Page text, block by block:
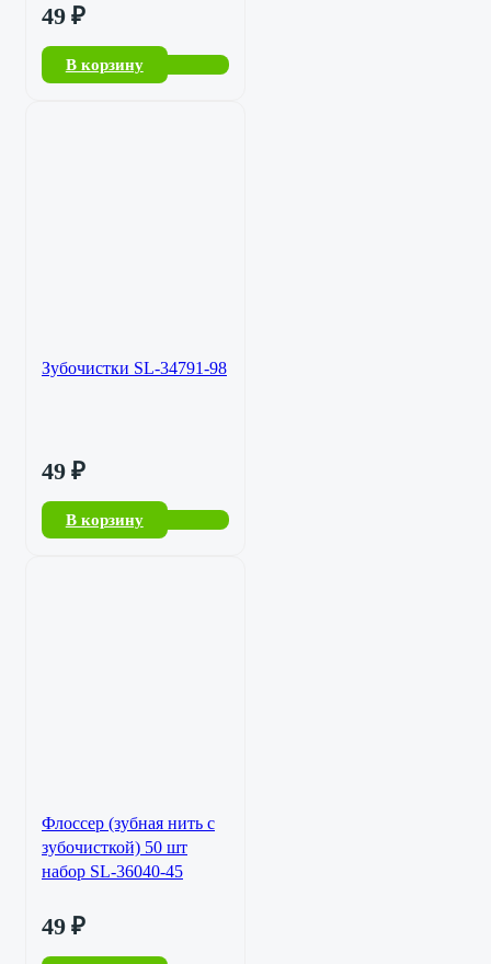
49 ₽
В корзину
Зубочистки SL-34791-98
49 ₽
В корзину
Флоссер (зубная нить с
зубочисткой) 50 шт
набор SL-36040-45
49 ₽